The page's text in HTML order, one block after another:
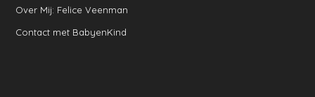
Over Mij: Felice Veenman
Contact met BabyenKind